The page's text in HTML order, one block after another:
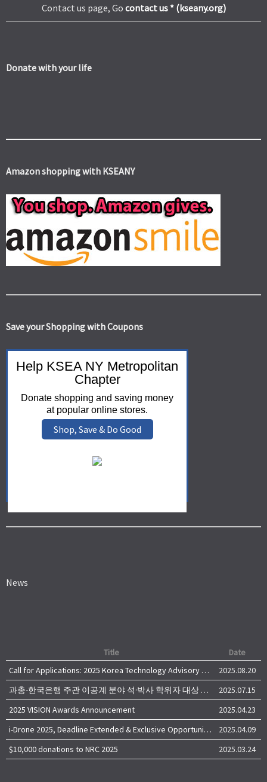
Contact us page, Go contact us * (kseany.org)
Donate with your life
Amazon shopping with KSEANY
Save your Shopping with Coupons
Help KSEA NY Metropolitan
Chapter
Donate shopping and saving money
at popular online stores.
Shop, Save & Do Good
News
Title
Date
Call for Applications: 2025 Korea Technology Advisory Group (K-TAG)
2025.08.20
과총-한국은행 주관 이공계 분야 석·박사 학위자 대상 서베이
2025.07.15
2025 VISION Awards Announcement
2025.04.23
i-Drone 2025, Deadline Extended & Exclusive Opportunity to Travel to Korea!
2025.04.09
$10,000 donations to NRC 2025
2025.03.24